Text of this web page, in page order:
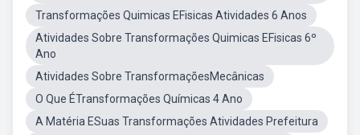
Transformações Quimicas EFisicas Atividades 6 Anos
Atividades Sobre Transformações Quimicas EFisicas 6º
Ano
Atividades Sobre TransformaçõesMecânicas
O Que ÉTransformações Químicas 4 Ano
A Matéria ESuas Transformações Atividades Prefeitura